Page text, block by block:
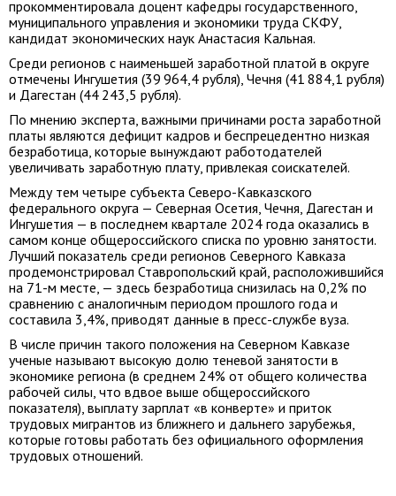
прокомментировала доцент кафедры государственного,
муниципального управления и экономики труда СКФУ,
кандидат экономических наук Анастасия Кальная.
Среди регионов с наименьшей заработной платой в округе
отмечены Ингушетия (39 964,4 рубля), Чечня (41 884,1 рубля)
и Дагестан (44 243,5 рубля).
По мнению эксперта, важными причинами роста заработной
платы являются дефицит кадров и беспрецедентно низкая
безработица, которые вынуждают работодателей
увеличивать заработную плату, привлекая соискателей.
Между тем четыре субъекта Северо-Кавказского
федерального округа — Северная Осетия, Чечня, Дагестан и
Ингушетия — в последнем квартале 2024 года оказались в
самом конце общероссийского списка по уровню занятости.
Лучший показатель среди регионов Северного Кавказа
продемонстрировал Ставропольский край, расположившийся
на 71-м месте, — здесь безработица снизилась на 0,2% по
сравнению с аналогичным периодом прошлого года и
составила 3,4%, приводят данные в пресс-службе вуза.
В числе причин такого положения на Северном Кавказе
ученые называют высокую долю теневой занятости в
экономике региона (в среднем 24% от общего количества
рабочей силы, что вдвое выше общероссийского
показателя), выплату зарплат «в конверте» и приток
трудовых мигрантов из ближнего и дальнего зарубежья,
которые готовы работать без официального оформления
трудовых отношений.